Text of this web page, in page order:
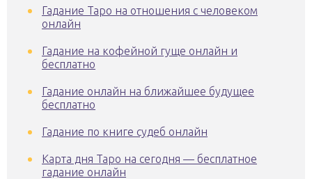
Гадание Таро на отношения с человеком
онлайн
Гадание на кофейной гуще онлайн и
бесплатно
Гадание онлайн на ближайшее будущее
бесплатно
Гадание по книге судеб онлайн
Карта дня Таро на сегодня — бесплатное
гадание онлайн